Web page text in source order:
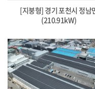
[지붕형] 경기 포천시 정남
(210.91kW)